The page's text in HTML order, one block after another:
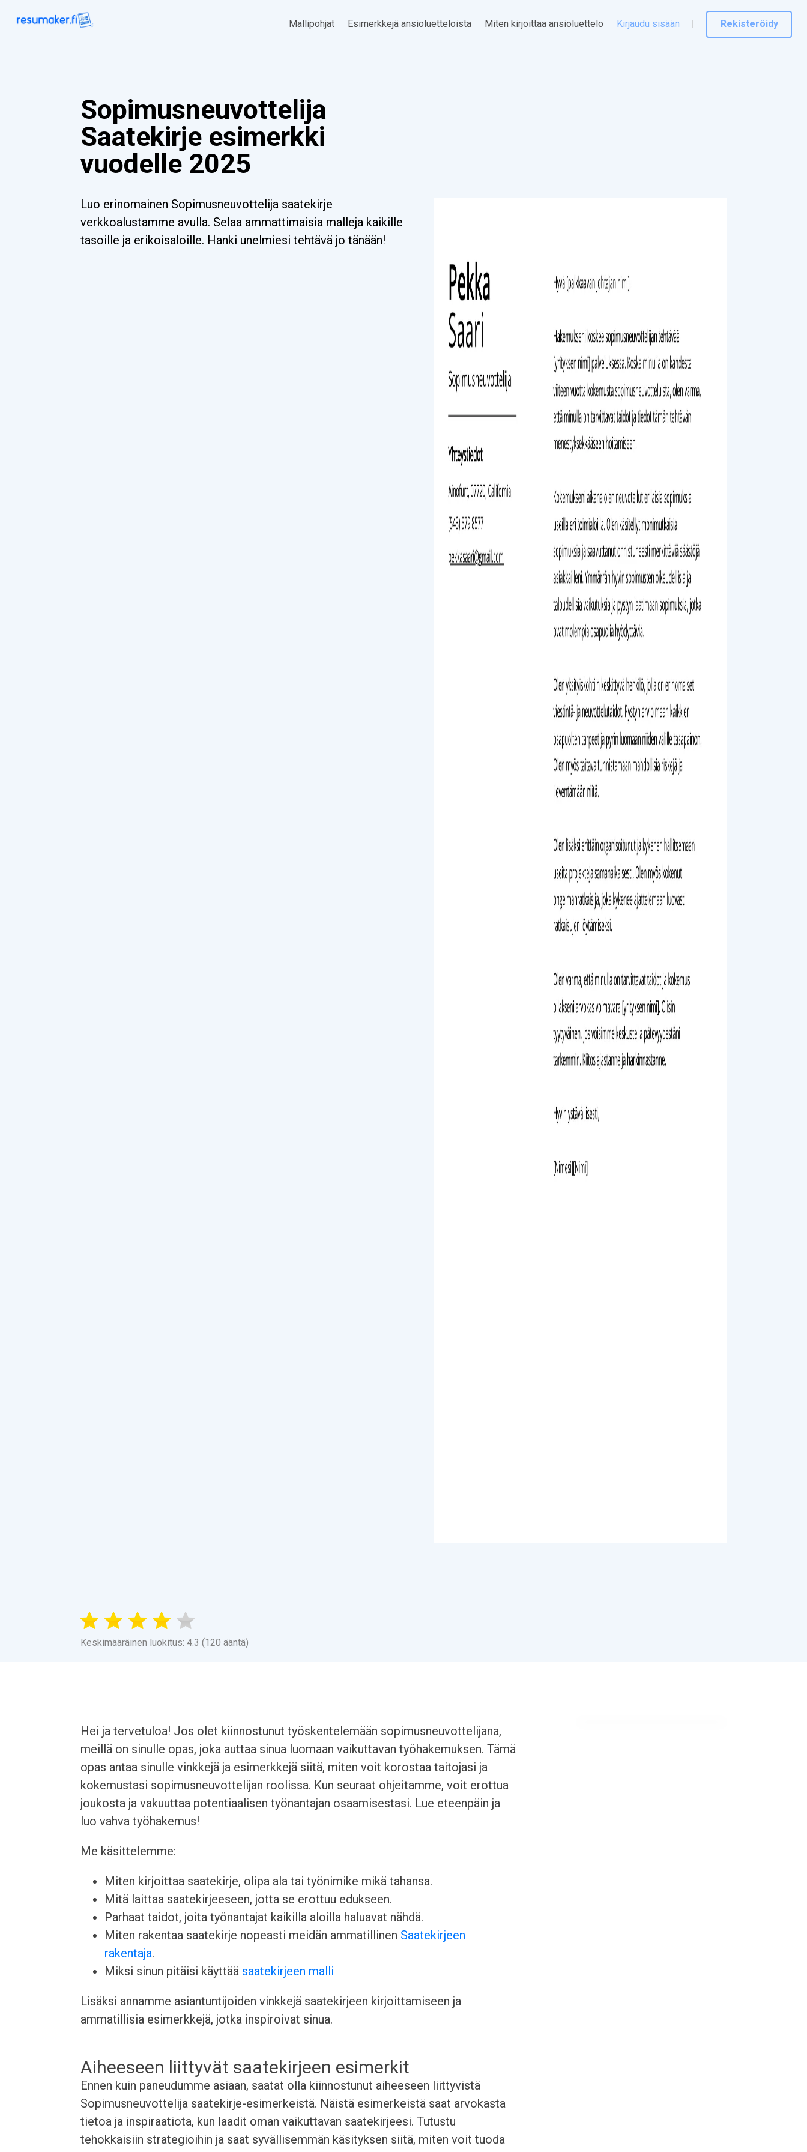
Mallipohjat Esimerkkejä ansioluetteloista Miten kirjoittaa ansioluettelo Kirjaudu sisään Rekisteröidy
Sopimusneuvottelija
Saatekirje esimerkki
vuodelle 2025
Luo erinomainen Sopimusneuvottelija saatekirje
verkkoalustamme avulla. Selaa ammattimaisia malleja kaikille
tasoille ja erikoisaloille. Hanki unelmiesi tehtävä jo tänään!
Keskimääräinen luokitus: 4.3 (120 ääntä)
Hei ja tervetuloa! Jos olet kiinnostunut työskentelemään sopimusneuvottelijana,
meillä on sinulle opas, joka auttaa sinua luomaan vaikuttavan työhakemuksen. Tämä
opas antaa sinulle vinkkejä ja esimerkkejä siitä, miten voit korostaa taitojasi ja
kokemustasi sopimusneuvottelijan roolissa. Kun seuraat ohjeitamme, voit erottua
joukosta ja vakuuttaa potentiaalisen työnantajan osaamisestasi. Lue eteenpäin ja
luo vahva työhakemus!
Me käsittelemme:
Miten kirjoittaa saatekirje, olipa ala tai työnimike mikä tahansa.
Mitä laittaa saatekirjeeseen, jotta se erottuu edukseen.
Parhaat taidot, joita työnantajat kaikilla aloilla haluavat nähdä.
Miten rakentaa saatekirje nopeasti meidän ammatillinen Saatekirjeen
rakentaja.
Miksi sinun pitäisi käyttää saatekirjeen malli
Lisäksi annamme asiantuntijoiden vinkkejä saatekirjeen kirjoittamiseen ja
ammatillisia esimerkkejä, jotka inspiroivat sinua.
Aiheeseen liittyvät saatekirjeen esimerkit
Ennen kuin paneudumme asiaan, saatat olla kiinnostunut aiheeseen liittyvistä
Sopimusneuvottelija saatekirje-esimerkeistä. Näistä esimerkeistä saat arvokasta
tietoa ja inspiraatiota, kun laadit oman vaikuttavan saatekirjeesi. Tutustu
tehokkaisiin strategioihin ja saat syvällisemmän käsityksen siitä, miten voit tuoda